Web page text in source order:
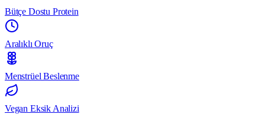
Bütçe Dostu Protein
Aralıklı Oruç
Menstrüel Beslenme
Vegan Eksik Analizi